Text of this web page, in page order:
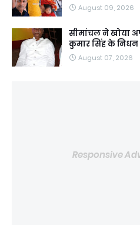
August 09, 2026
सीमांचल ने खोया
कुमार सिंह के
August 07, 2026
Responsive